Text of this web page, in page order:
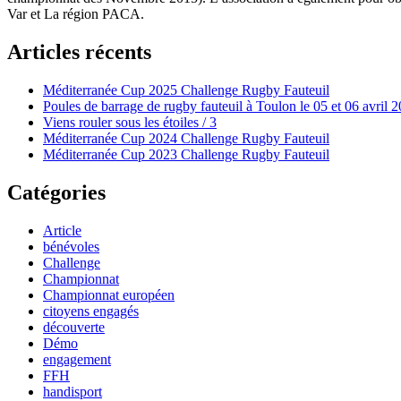
Var et La région PACA.
Articles récents
Méditerranée Cup 2025 Challenge Rugby Fauteuil
Poules de barrage de rugby fauteuil à Toulon le 05 et 06 avril
Viens rouler sous les étoiles / 3
Méditerranée Cup 2024 Challenge Rugby Fauteuil
Méditerranée Cup 2023 Challenge Rugby Fauteuil
Catégories
Article
bénévoles
Challenge
Championnat
Championnat européen
citoyens engagés
découverte
Démo
engagement
FFH
handisport